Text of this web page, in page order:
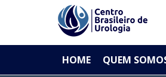
// Paste your Google Analytics code
PRIMARYCBU - Centro
HOME QUEM